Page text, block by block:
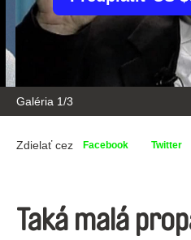
Galéria 1/3
Zdielať cez Facebook Twitter
Taká malá